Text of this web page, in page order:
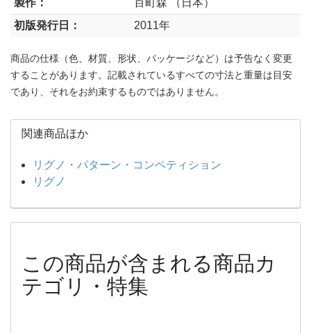
初版発行日：
2011年
商品の仕様（色、材質、形状、パッケージなど）は予告なく変更
することがあります。記載されているすべての寸法と重量は目安
であり、それをお約束するものではありません。
関連商品ほか
リグノ・パターン・コンペティション
リグノ
この商品が含まれる商品カ
テゴリ・特集